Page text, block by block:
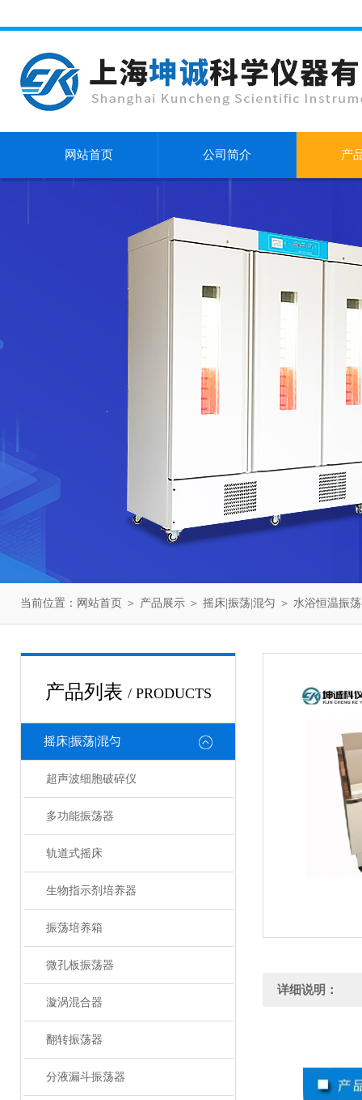
网站首页 公司简介 产
当前位置： 网站首页 ＞ 产品展示 ＞ 摇床|振荡|混匀 ＞ 水浴恒温振
产品列表 / PRODUCTS
摇床|振荡|混匀
超声波细胞破碎仪
多功能振荡器
轨道式摇床
生物指示剂培养器
振荡培养箱
微孔板振荡器
漩涡混合器
翻转振荡器
分液漏斗振荡器
详细说明：